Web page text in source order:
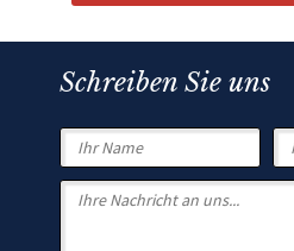
Schreiben Sie uns